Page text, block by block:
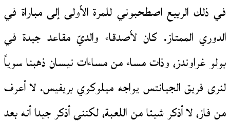
في ذلك الربيع اصطحبوني للمرة الأولى إلى مباراة في
الدوري الممتاز. كان لأصدقاء والديّ مقاعد جيدة في
بولو غراوندز، وذات مساء من مساءات نيسان ذهبنا سوياً
لنرى فريق الجيانتس يواجه ميلوكوي بريفيس. لا أعرف
من فاز، لا أذكر شيئا من اللعبة، لكنني أذكر جيدا أنه بعد